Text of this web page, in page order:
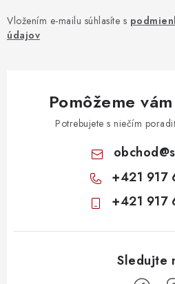
Vložením e-mailu súhlasíte s
údajov
Pomôžeme
Potrebujete s niečím
obchod@
+421 917
+421 917